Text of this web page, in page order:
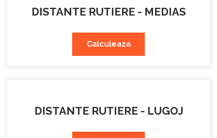
DISTANTE RUTIERE - MEDIAS
Calculeaza
DISTANTE RUTIERE - LUGOJ